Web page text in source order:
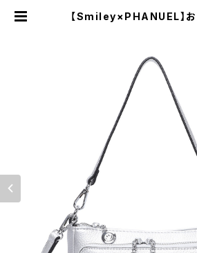
【Smiley×PHANUEL】